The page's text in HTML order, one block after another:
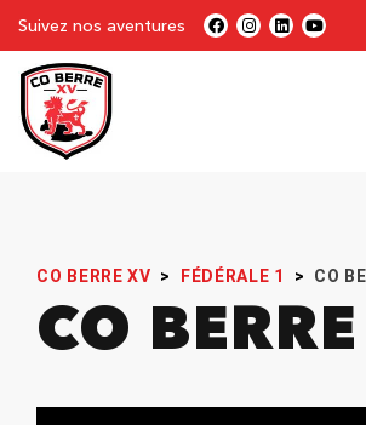
Suivez nos aventures
CO BERRE XV > FÉDÉRALE 1 > CO
CO